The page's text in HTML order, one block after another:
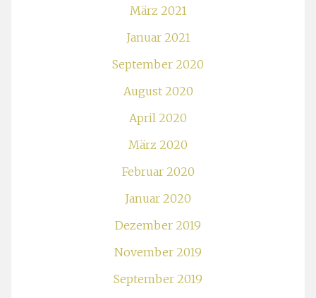
März 2021
Januar 2021
September 2020
August 2020
April 2020
März 2020
Februar 2020
Januar 2020
Dezember 2019
November 2019
September 2019